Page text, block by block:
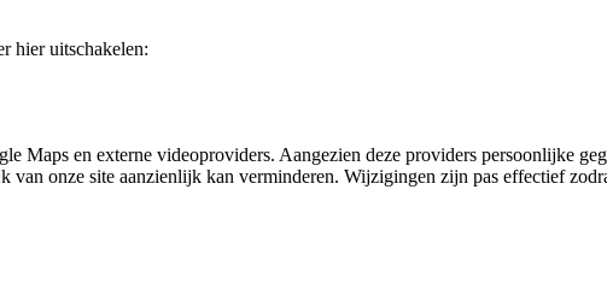
hier uitschakelen:
Maps en externe videoproviders. Aangezien deze providers persoonlijke
onze site aanzienlijk kan verminderen. Wijzigingen zijn pas effectief